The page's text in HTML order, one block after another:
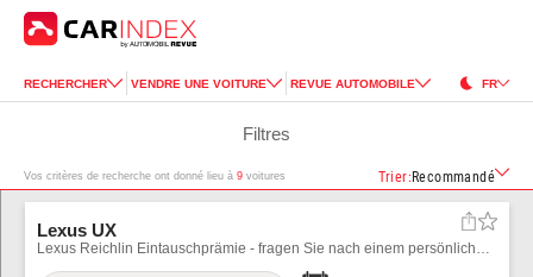
RECHERCHER VENDRE UNE VOITURE REVUE AUTOMOBILE FR
Filtres
Vos critères de recherche ont donné lieu à 9 voitures Trier: Recommandé
Lexus UX
Lexus Reichlin Eintauschprämie - fragen Sie nach einem persönlichen Angebot.